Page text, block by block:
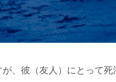
、彼（友人）にとって